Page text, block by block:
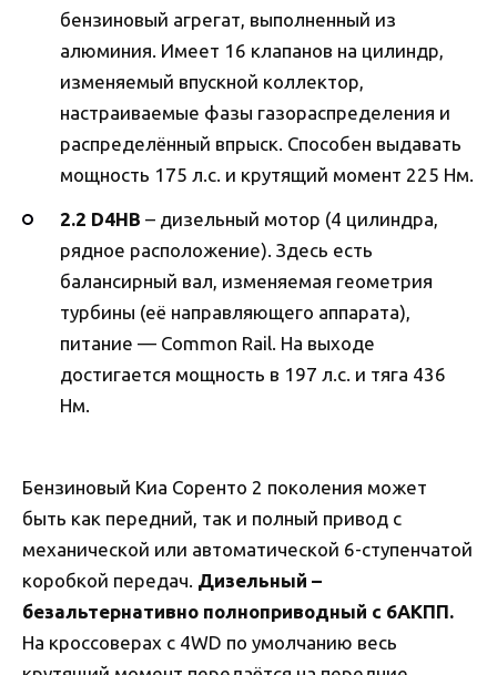
бензиновый агрегат, выполненный из
алюминия. Имеет 16 клапанов на цилиндр,
изменяемый впускной коллектор,
настраиваемые фазы газораспределения и
распределённый впрыск. Способен выдавать
мощность 175 л.с. и крутящий момент 225 Нм.
2.2 D4HB – дизельный мотор (4 цилиндра,
рядное расположение). Здесь есть
балансирный вал, изменяемая геометрия
турбины (её направляющего аппарата),
питание — Common Rail. На выходе
достигается мощность в 197 л.с. и тяга 436
Нм.
Бензиновый Киа Соренто 2 поколения может
быть как передний, так и полный привод с
механической или автоматической 6-ступенчатой
коробкой передач. Дизельный –
безальтернативно полноприводный с 6АКПП.
На кроссоверах с 4WD по умолчанию весь